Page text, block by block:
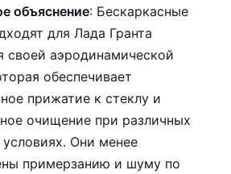
объяснение: Бескаркасные
для Лада Гранта
своей аэродинамической
обеспечивает
прижатие к стеклу и
очищение при различных
Они менее
примерзанию и шуму по